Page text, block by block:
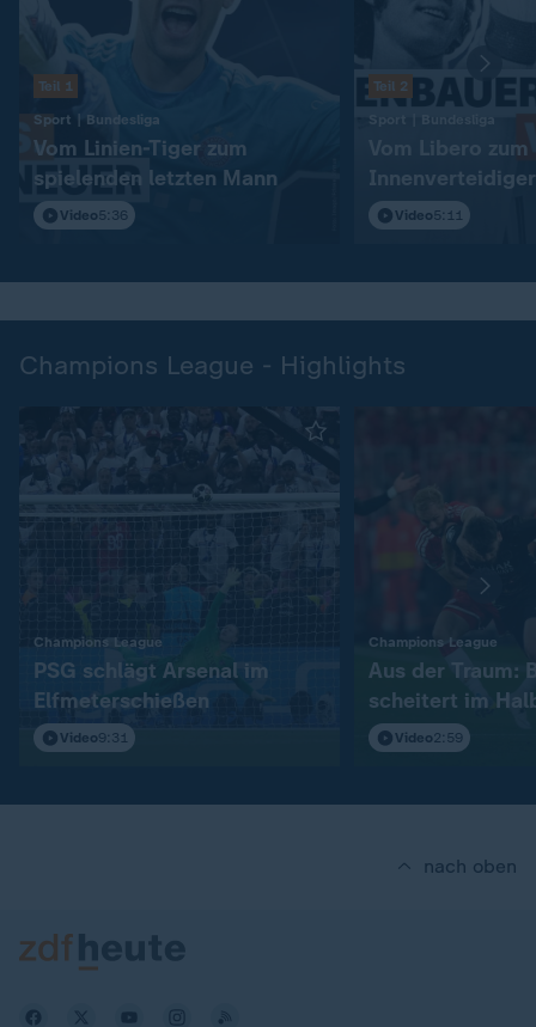
Teil 1
Sport | Bundesliga
Vom Linien-Tiger zum
spielenden letzten Mann
Video5:36
Teil 2
Sport | Bundesliga
Vom Libero
Innenverteidiger
Video5:11
Champions League - Highlights
Champions League
PSG schlägt Arsenal im
Elfmeterschießen
Video9:31
Champions League
Aus der Traum:
scheitert im
Video2:59
nach oben